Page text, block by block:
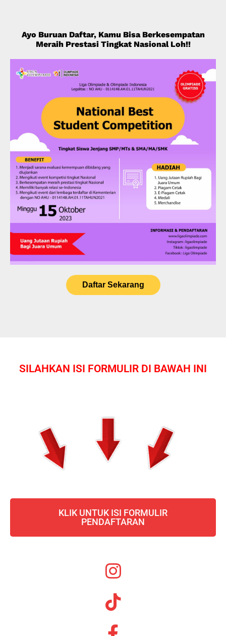
Ayo Buruan Daftar, Kamu Bisa Berkesempatan
Meraih Prestasi Tingkat Nasional Loh!!
Daftar Sekarang
SILAHKAN ISI FORMULIR DI BAWAH INI
KLIK UNTUK ISI FORMULIR
PENDAFTARAN